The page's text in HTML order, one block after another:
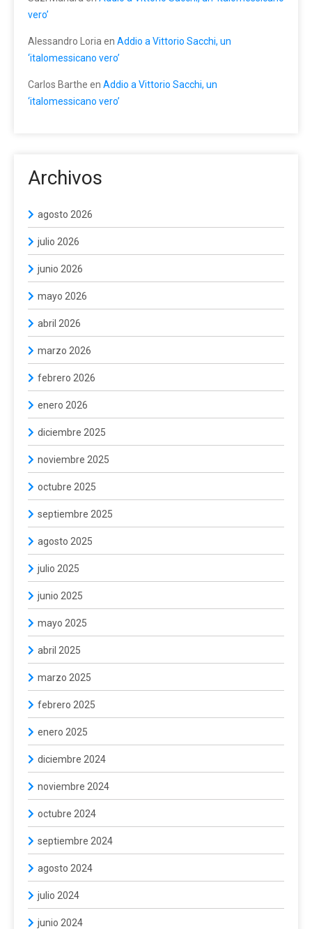
vero’
Alessandro Loria en Addio a Vittorio Sacchi, un
‘italomessicano vero’
Carlos Barthe en Addio a Vittorio Sacchi, un
‘italomessicano vero’
Archivos
agosto 2026
julio 2026
junio 2026
mayo 2026
abril 2026
marzo 2026
febrero 2026
enero 2026
diciembre 2025
noviembre 2025
octubre 2025
septiembre 2025
agosto 2025
julio 2025
junio 2025
mayo 2025
abril 2025
marzo 2025
febrero 2025
enero 2025
diciembre 2024
noviembre 2024
octubre 2024
septiembre 2024
agosto 2024
julio 2024
junio 2024